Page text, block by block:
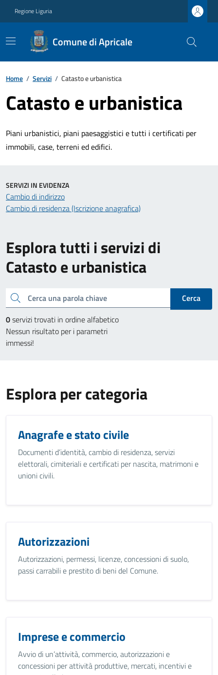
Regione Liguria
Comune di Apricale
Home / Servizi / Catasto e urbanistica
Catasto e urbanistica
Piani urbanistici, piani paesaggistici e tutti i certificati per
immobili, case, terreni ed edifici.
Esplora tutti i servizi di
Catasto e urbanistica
Cerca una parola chiave
Cerca
0servizi trovati in ordine alfabetico
Nessun risultato per i parametri
immessi!
SERVIZI IN EVIDENZA
Cambio di indirizzo
Cambio di residenza (Iscrizione anagrafica)
Esplora per categoria
Anagrafe e stato civile
Documenti d’identità, cambio di residenza, servizi
elettorali, cimiteriali e certificati per nascita, matrimoni e
unioni civili.
Autorizzazioni
Autorizzazioni, permessi, licenze, concessioni di suolo,
passi carrabili e prestito di beni del Comune.
Imprese e commercio
Avvio di un’attività, commercio, autorizzazioni e
concessioni per attività produttive, mercati, incentivi e